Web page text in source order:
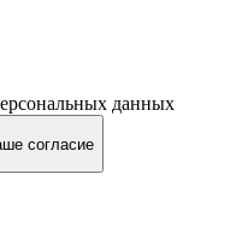
данных
согласие